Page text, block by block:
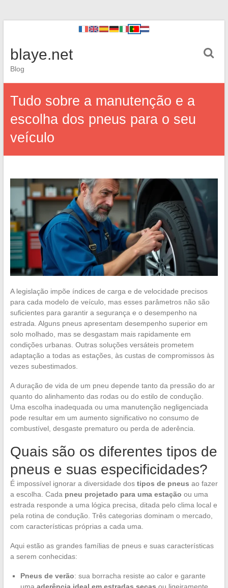
blaye.net
Blog
Tudo sobre a manutenção e a
escolha dos pneus para o seu
veículo
A legislação impõe índices de carga e de velocidade precisos
para cada modelo de veículo, mas esses parâmetros não são
suficientes para garantir a segurança e o desempenho na
estrada. Alguns pneus apresentam desempenho superior em
solo molhado, mas se desgastam mais rapidamente em
condições urbanas. Outras soluções versáteis prometem
adaptação a todas as estações, às custas de compromissos às
vezes subestimados.
A duração de vida de um pneu depende tanto da pressão do ar
quanto do alinhamento das rodas ou do estilo de condução.
Uma escolha inadequada ou uma manutenção negligenciada
pode resultar em um aumento significativo no consumo de
combustível, desgaste prematuro ou perda de aderência.
Quais são os diferentes tipos de
pneus e suas especificidades?
É impossível ignorar a diversidade dos tipos de pneus ao fazer
a escolha. Cada pneu projetado para uma estação ou uma
estrada responde a uma lógica precisa, ditada pelo clima local e
pela rotina de condução. Três categorias dominam o mercado,
com características próprias a cada uma.
Aqui estão as grandes famílias de pneus e suas características
a serem conhecidas:
Pneus de verão: sua borracha resiste ao calor e garante